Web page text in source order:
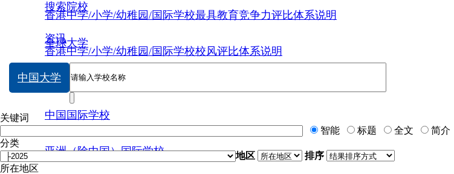
香港中学/小学/幼稚园/国际学校最具教育竞争力评比体系说明
香港中学/小学/幼稚园/国际学校校风评比体系说明
搜索院校
全球大学
中国大学
中国国际学校
亚洲（除中国）国际学校
资讯
中国大学
关键词
智能
标题 全文 简介
分类
地区
排序
所在地区